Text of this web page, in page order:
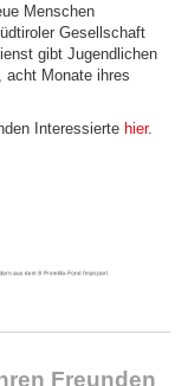
Menschen
Gesellschaft
gibt Jugendlichen
acht Monate ihres
Interessierte hier.
Freunden